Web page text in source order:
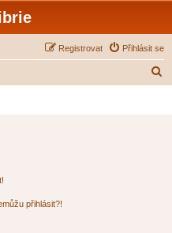
Přihlásit se
Registrovat
přihlásit?!